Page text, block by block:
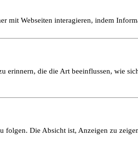
mit Webseiten interagieren, indem
erinnern, die die Art beeinflussen, wie
folgen. Die Absicht ist, Anzeigen zu